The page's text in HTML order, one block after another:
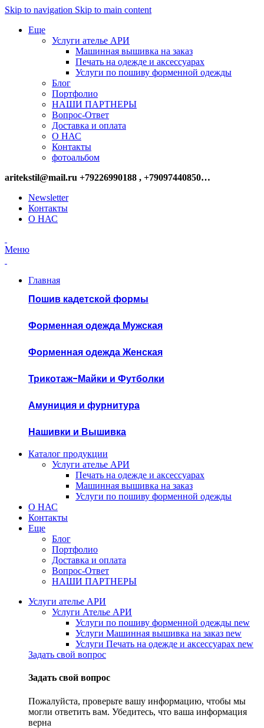
Skip to navigation Skip to main content
Еще
Услуги ателье АРИ
Машинная вышивка на заказ
Печать на одежде и аксессуарах
Услуги по пошиву форменной одежды
Блог
Портфолио
НАШИ ПАРТНЕРЫ
Вопрос-Ответ
Доставка и оплата
О НАС
Контакты
фотоальбом
aritekstil@mail.ru +79226990188 , +79097440850…
Newsletter
Контакты
О НАС
Меню
Главная
Пошив кадетской формы
Форменная одежда Мужская
Форменная одежда Женская
Трикотаж-Майки и Футболки
Амуниция и фурнитура
Нашивки и Вышивка
Каталог продукции
Услуги ателье АРИ
Печать на одежде и аксессуарах
Машинная вышивка на заказ
Услуги по пошиву форменной одежды
О НАС
Контакты
Еще
Блог
Портфолио
Доставка и оплата
Вопрос-Ответ
НАШИ ПАРТНЕРЫ
Услуги ателье АРИ
Услуги Ателье АРИ
Услуги по пошиву форменной одежды new
Услуги Машинная вышивка на заказ new
Услуги Печать на одежде и аксессуарах new
Задать свой вопрос
Задать свой вопрос
Пожалуйста, проверьте вашу информацию, чтобы мы
могли ответить вам. Убедитесь, что ваша информация
верна